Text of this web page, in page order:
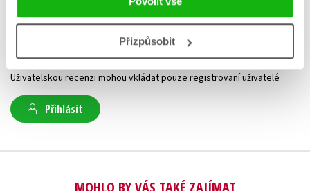
Přizpůsobit
V současné době nejsou vytvořena žádná uživatelská hodnocení.
Vaše hodnocení
Uživatelskou recenzi mohou vkládat pouze registrovaní uživatelé
Přihlásit
MOHLO BY VÁS TAKÉ ZAJÍMAT